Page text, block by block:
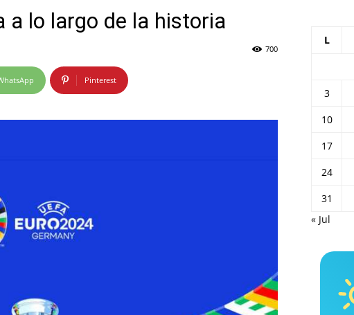
a lo largo de la historia
700
Pinterest
L
3
10
17
24
31
« Jul